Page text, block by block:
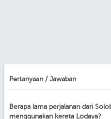
Pertanyaan / Jawaban
Berapa lama perjalanan dari
menggunakan kereta Lodaya?